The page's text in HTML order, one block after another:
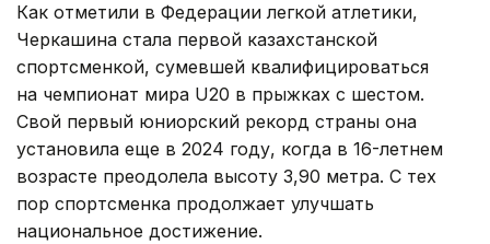
Как отметили в Федерации легкой атлетики,
Черкашина стала первой казахстанской
спортсменкой, сумевшей квалифицироваться
на чемпионат мира U20 в прыжках с шестом.
Свой первый юниорский рекорд страны она
установила еще в 2024 году, когда в 16-летнем
возрасте преодолела высоту 3,90 метра. С тех
пор спортсменка продолжает улучшать
национальное достижение.